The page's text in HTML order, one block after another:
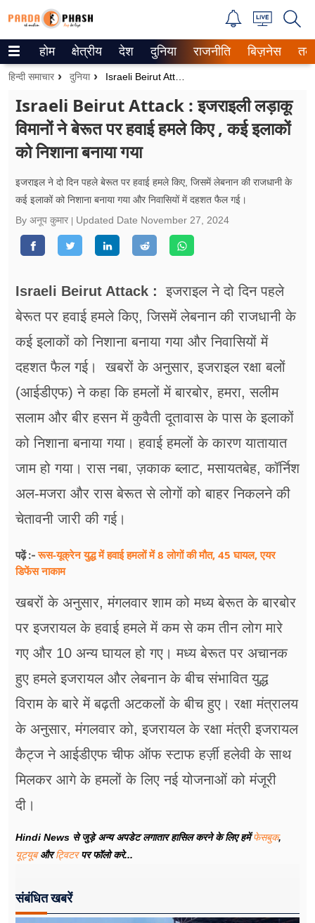
Trending on Google News
वेब स्टोरीज
उत्तर प्रदेश
गैलरी
वीडियो
रिलेशनशिप
जीवन मंत्रा
फूड
सेहत
ब्‍यूटी
जॉब्स
शिक्षा
होम क्षेत्रीय देश दुनिया राजनीति बिज़नेस
हिन्दी समाचार दुनिया
Israeli Beirut Attack : इजराइली लड़ाकू
विमानों ने बेरूत पर हवाई हमले किए , कई इलाकों
को निशाना बनाया गया
इजराइल ने दो दिन पहले बेरूत पर हवाई हमले किए, जिसमें लेबनान की राजधानी के
कई इलाकों को निशाना बनाया गया और निवासियों में दहशत फैल गई।
By अनूप कुमार
Updated Date November 27, 2024
Israeli Beirut Attack : इजराइल ने दो दिन पहले
बेरूत पर हवाई हमले किए, जिसमें लेबनान की राजधानी के
कई इलाकों को निशाना बनाया गया और निवासियों में
दहशत फैल गई। खबरों के अनुसार, इजराइल रक्षा बलों
(आईडीएफ) ने कहा कि हमलों में बारबोर, हमरा, सलीम
सलाम और बीर हसन में कुवैती दूतावास के पास के इलाकों
को निशाना बनाया गया। हवाई हमलों के कारण यातायात
जाम हो गया। रास नबा, ज़काक ब्लाट, मसायतबेह, कॉर्निश
अल-मजरा और रास बेरूत से लोगों को बाहर निकलने की
चेतावनी जारी की गई।
पढ़ें :-रूस-यूक्रेन युद्ध में हवाई हमलों में 8 लोगों की मौत, 45 घायल, एयर
डिफेंस नाकाम
खबरों के अनुसार, मंगलवार शाम को मध्य बेरूत के बारबोर
पर इजरायल के हवाई हमले में कम से कम तीन लोग मारे
गए और 10 अन्य घायल हो गए। मध्य बेरूत पर अचानक
हुए हमले इजरायल और लेबनान के बीच संभावित युद्ध
विराम के बारे में बढ़ती अटकलों के बीच हुए। रक्षा मंत्रालय
के अनुसार, मंगलवार को, इजरायल के रक्षा मंत्री इजरायल
कैट्ज ने आईडीएफ चीफ ऑफ स्टाफ हर्ज़ी हलेवी के साथ
मिलकर आगे के हमलों के लिए नई योजनाओं को मंजूरी
दी।
Hindi News से जुड़े अन्य अपडेट लगातार हासिल करने के लिए हमेंफेसबुक,
यूट्यूबऔरट्विटरपर फॉलो करे...
संबंधित खबरें